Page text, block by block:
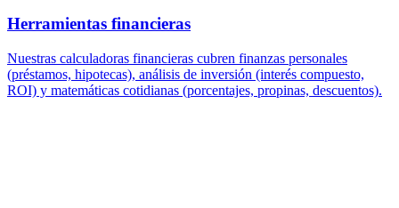
Herramientas financieras
Nuestras calculadoras financieras cubren finanzas personales
(préstamos, hipotecas), análisis de inversión (interés compuesto,
ROI) y matemáticas cotidianas (porcentajes, propinas, descuentos).